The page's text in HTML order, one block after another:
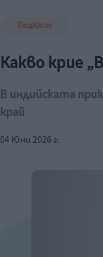
Подкаст
Какво крие
В индийската
край
04 Юни 2026 г.